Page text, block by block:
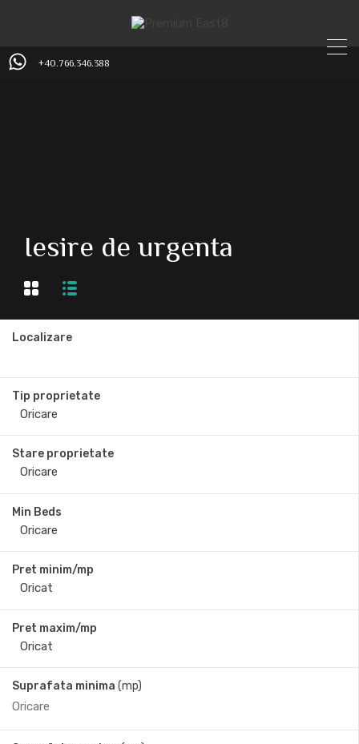
+40.766.346.388
Iesire de urgenta
Localizare
Tip proprietate
Stare proprietate
Min Beds
Pret minim/mp
Pret maxim/mp
Suprafata minima (mp)